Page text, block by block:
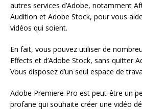
autres services d’Adobe, notamment
Audition et Adobe Stock, pour vous
vidéos qui soient.
En fait, vous pouvez utiliser de
Effects et d’Adobe Stock, sans quitter
Vous disposez d’un seul espace de
Adobe Premiere Pro est peut-être un
profane qui souhaite créer une vidéo